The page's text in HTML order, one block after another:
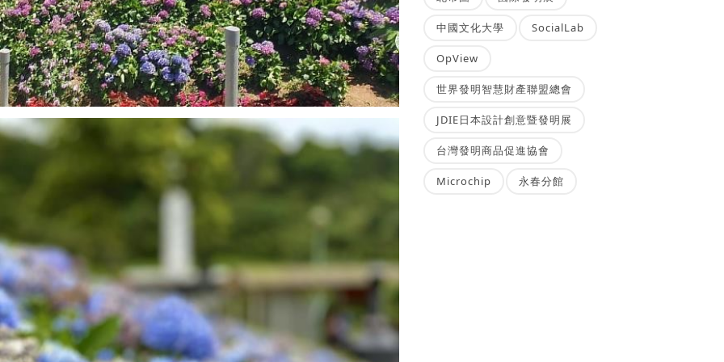
中國文化大學 SocialLab
OpView
世界發明智慧財產聯盟總會
JDIE日本設計創意暨發明展
台灣發明商品促進協會
Microchip 永春分館